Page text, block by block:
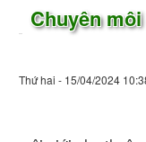
Chuyên
Thứ hai - 15/04/2024